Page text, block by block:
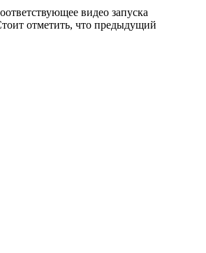
видео запуска
отметить, что предыдущий